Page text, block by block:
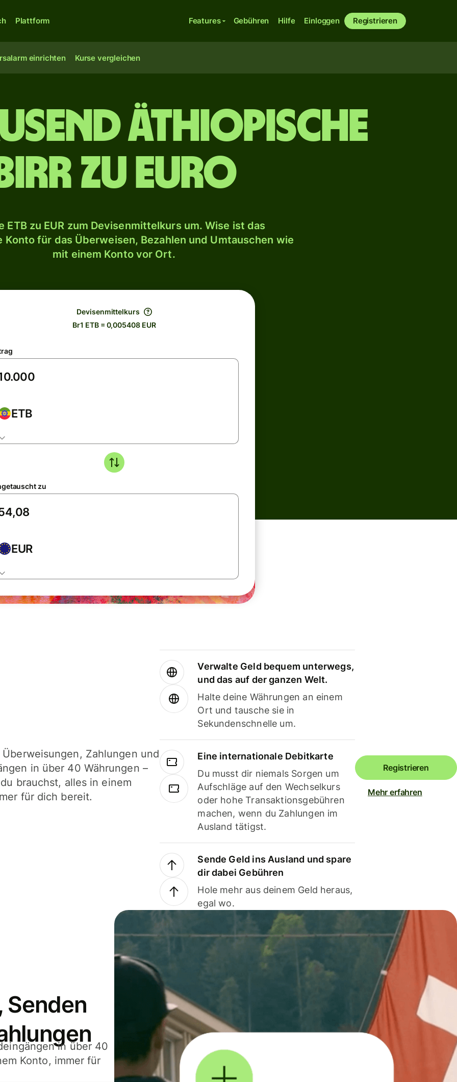
Plattform Features Gebühren Hilfe Einloggen Registrieren
einrichten Kurse vergleichen
äthiopische
zu Euro
ETB zu EUR zum Devisenmittelkurs um. Wise ist das
Konto für das Überweisen, Bezahlen und Umtauschen wie
mit einem Konto vor Ort.
Devisenmittelkurs
Br1 ETB = 0,005408 EUR
ETB
zu
EUR
Zahlungen und
in über 40 Währungen –
brauchst, alles in einem
für dich bereit.
Verwalte Geld bequem unterwegs,
und das auf der ganzen Welt.
Halte deine Währungen an einem
Ort und tausche sie in
Sekundenschnelle um.
Eine internationale Debitkarte
Du musst dir niemals Sorgen um
Aufschläge auf den Wechselkurs
oder hohe Transaktionsgebühren
machen, wenn du Zahlungen im
Ausland tätigst.
Sende Geld ins Ausland und spare
dir dabei Gebühren
Hole mehr aus deinem Geld heraus,
egal wo.
Registrieren
Mehr erfahren
Senden
in über 40
Konto, immer für